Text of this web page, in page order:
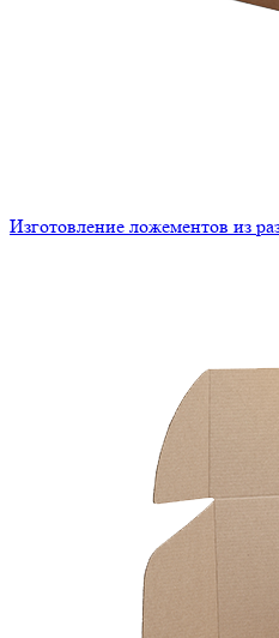
Изготовление ложементов из